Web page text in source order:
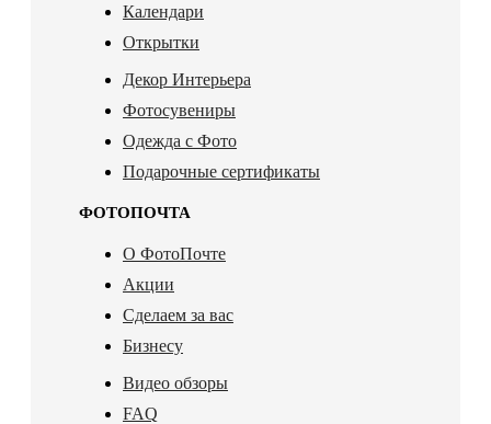
Календари
Открытки
Декор Интерьера
Фотосувениры
Одежда с Фото
Подарочные сертификаты
ФОТОПОЧТА
О ФотоПочте
Акции
Сделаем за вас
Бизнесу
Видео обзоры
FAQ